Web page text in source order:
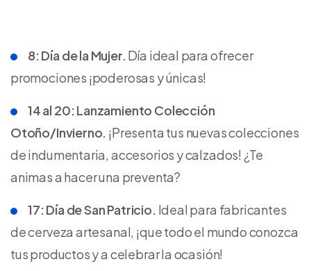
8: Día de la Mujer. Día ideal para ofrecer
promociones ¡poderosas y únicas!
14 al 20: Lanzamiento Colección
Otoño/Invierno. ¡Presenta tus nuevas colecciones
de indumentaria, accesorios y calzados! ¿Te
animas a hacer una preventa?
17: Día de San Patricio. Ideal para fabricantes
de cerveza artesanal, ¡que todo el mundo conozca
tus productos y a celebrar la ocasión!